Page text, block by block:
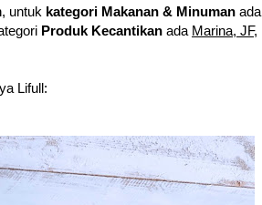
untuk kategori Makanan & Minuman ada
Produk Kecantikan ada Marina, JF,
Lifull: